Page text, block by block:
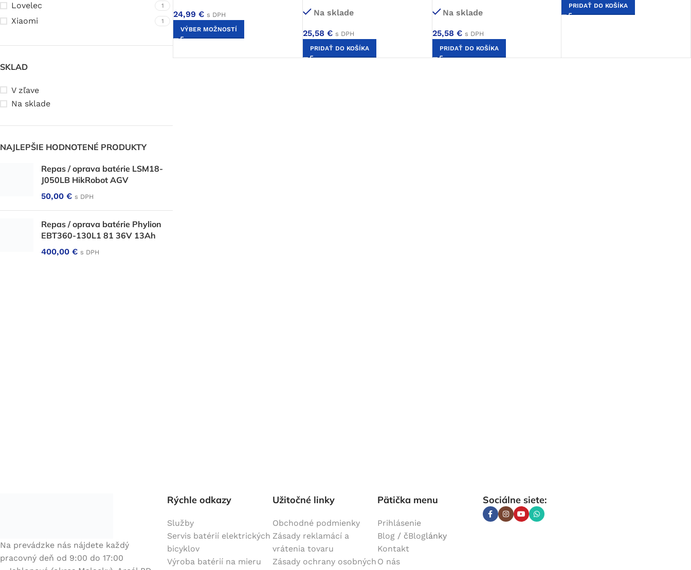
Lovelec 1
Xiaomi 1
SKLAD
V zľave
Na sklade
NAJLEPŠIE HODNOTENÉ PRODUKTY
Repas / oprava batérie LSM18-
J050LB HikRobot AGV
50,00 € s DPH
Repas / oprava batérie Phylion
EBT360-130L1 81 36V 13Ah
400,00 € s DPH
24,99 € s DPH
VÝBER MOŽNOSTÍ
Na sklade
25,58 € s DPH
PRIDAŤ DO KOŠÍKA
Na sklade
25,58 € s DPH
PRIDAŤ DO KOŠÍKA
PRIDAŤ DO KOŠÍKA
Na prevádzke nás nájdete každý
pracovný deň od 9:00 do 17:00
Rýchle odkazy
Služby
Servis batérií elektrických
bicyklov
Výroba batérií na mieru
Užitočné linky
Obchodné podmienky
Zásady reklamácí a
vrátenia tovaru
Zásady ochrany osobných
Pätička menu
Prihlásenie
Blog / čBloglánky
Kontakt
O nás
Sociálne siete: